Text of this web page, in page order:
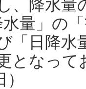
、降水
水量」の
「日降
となっ